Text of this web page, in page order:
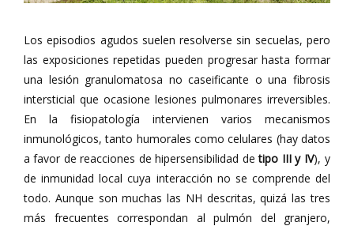
Los episodios agudos suelen resolverse sin secuelas, pero
las exposiciones repetidas pueden progresar hasta formar
una lesión granulomatosa no caseificante o una fibrosis
intersticial que ocasione lesiones pulmonares irreversibles.
En la fisiopatología intervienen varios mecanismos
inmunológicos, tanto humorales como celulares (hay datos
a favor de reacciones de hipersensibilidad detipo III y IV), y
de inmunidad local cuya interacción no se comprende del
todo. Aunque son muchas las NH descritas, quizá las tres
más frecuentes correspondan al pulmón del granjero,